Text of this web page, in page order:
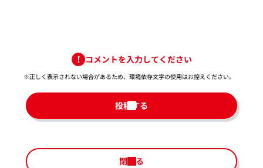
コメントを入力してください
※正しく表示されない場合があるため、環境依存文字の使用はお控えください。​
投稿する
閉じる